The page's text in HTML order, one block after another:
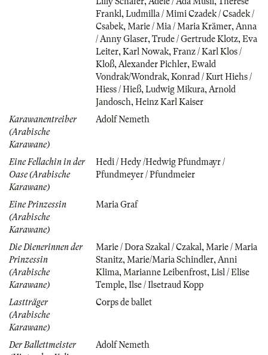
Frankl , Ludmilla / Mimi Czadek / Csadek /
Csabek, Marie / Mia / Maria Krämer, Anna
/ Anny Glaser, Trude / Gertrude Klotz, Eva
Leiter, Karl Nowak, Franz / Karl Klos /
Kloß, Alexander Pichler, Ewald
Vondrak/Wondrak, Konrad / Kurt Hiehs /
Hiess / Hieß, Ludwig Mikura, Arnold
Jandosch, Heinz Karl Kaiser
Karawanentreiber
(Arabische
Karawane)
Adolf Nemeth
Eine Fellachin in der
Oase (Arabische
Karawane)
Hedi / Hedy /Hedwig Pfundmayr /
Pfundmeyer / Pfundmeier
Eine Prinzessin
(Arabische
Karawane)
Maria Graf
Die Dienerinnen der
Prinzessin
(Arabische
Karawane)
Marie / Dora Szakal / Czakal , Marie / Maria
Stanitz, Marie/Maria Schindler, Anni
Klima, Marianne Leibenfrost, Lisl / Elise
Temple, Ilse / Ilsetraud Kopp
Lastträger
(Arabische
Karawane)
Corps de ballet
Der Ballettmeister
Adolf Nemeth